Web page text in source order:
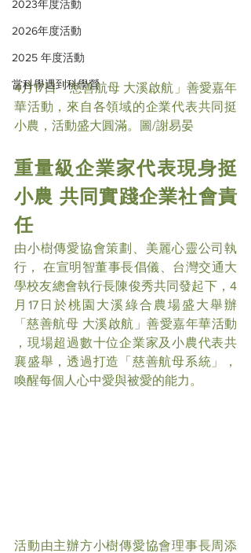
2023年度活動
2026年度活動
2025 年度活動
當科學遇到科學營
4月17日「慈善航母 大溪啟航」善愛嘉年
華活動，來自各領域的企業代表共同挺
小農，活動盛大圓滿。圖/謝易晏
重量級企業家代表現身挺
小農 共同實踐企業社會責
任
由小樹傳愛協會策劃、美麗心靈公司執
行， 在宣明智董事長倡儀、台灣交通大
學校友總會執行長陳俊秀共同發起下，4
月17日於桃園大溪綠合農場盛大舉辦
「慈善航母 大溪啟航」善愛嘉年華活動
，現場超過數十位企業家及小農代表共
襄盛舉，透過打造「慈善航母系統」，
喚醒每個人心中愛與被愛的能力。
活動由主辦方小樹傳愛協會理事長周添